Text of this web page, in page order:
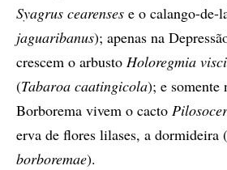
Syagrus cearenses e o calango-de-
jaguaribanus); apenas na
crescem o arbusto Holoregmia
(Tabaroa caatingicola); e
Borborema vivem o cacto
erva de flores lilases, a dormideira (
borboremae).